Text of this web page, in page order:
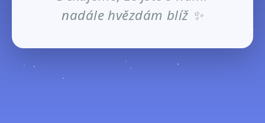
nadále hvězdám blíž ✨